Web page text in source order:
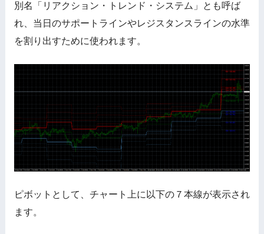
別名「リアクション・トレンド・システム」とも呼ば
れ、当日のサポートラインやレジスタンスラインの水準
を割り出すために使われます。
ピボットとして、チャート上に以下の７本線が表示され
ます。